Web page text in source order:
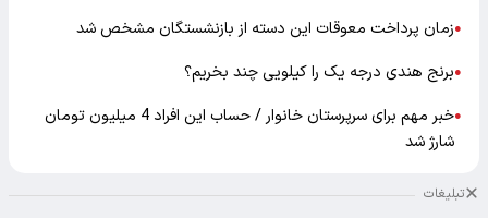
●زمان پرداخت معوقات این دسته از بازنشستگان مشخص شد
●برنج هندی درجه یک را کیلویی چند بخریم؟
●
خبر مهم برای سرپرستان خانوار / حساب این افراد 4 میلیون تومان
شارژ شد
تبلیغات